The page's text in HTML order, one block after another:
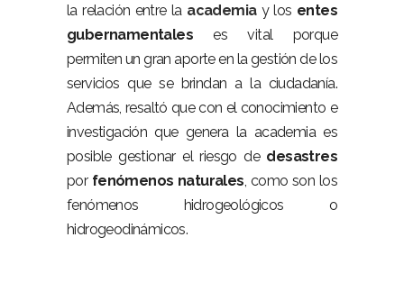
la relación entre la academia y los entes
gubernamentales es vital porque
permiten un gran aporte en la gestión de los
servicios que se brindan a la ciudadanía.
Además, resaltó que con el conocimiento e
investigación que genera la academia es
posible gestionar el riesgo de desastres
por fenómenos naturales, como son los
fenómenos hidrogeológicos o
hidrogeodinámicos.